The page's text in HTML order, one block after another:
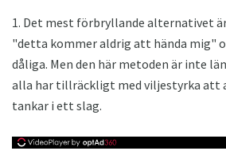
1. Det mest förbryllande alternativet
"detta kommer aldrig att hända mig"
dåliga. Men den här metoden är inte
alla har tillräckligt med viljestyrka att
tankar i ett slag.